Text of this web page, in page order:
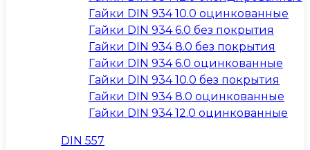
Гайки DIN 934 10.0 оцинкованные
Гайки DIN 934 6.0 без покрытия
Гайки DIN 934 8.0 без покрытия
Гайки DIN 934 6.0 оцинкованные
Гайки DIN 934 10.0 без покрытия
Гайки DIN 934 8.0 оцинкованные
Гайки DIN 934 12.0 оцинкованные
DIN 557